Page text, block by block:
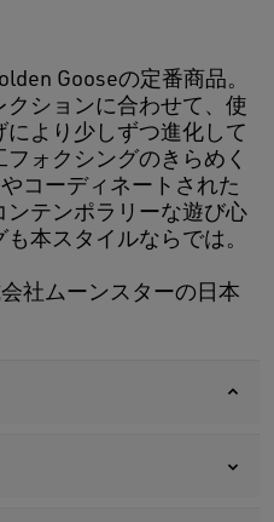
Gooseの定番商品。
ションに合わせて、使
より少しずつ進化して
ォクシングのきらめく
コーディネートされた
ンテンポラリーな遊び心
本スタイルならでは。
会社ムーンスターの日本